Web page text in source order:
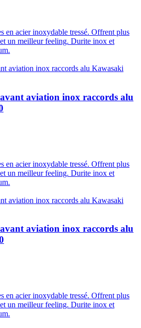
en acier inoxydable tressé. Offrent plus
un meilleur feeling. Durite inox et
aviation inox raccords alu
en acier inoxydable tressé. Offrent plus
un meilleur feeling. Durite inox et
aviation inox raccords alu
en acier inoxydable tressé. Offrent plus
un meilleur feeling. Durite inox et